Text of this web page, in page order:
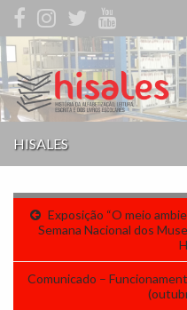
Search for:
HISALES
Exposição “O meio
Semana Nacional dos
Comunicado –